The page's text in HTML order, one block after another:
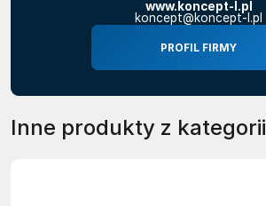
www.koncept-l.pl
koncept@koncept-l.pl
PROFIL FIRMY
Inne produkty z kategorii